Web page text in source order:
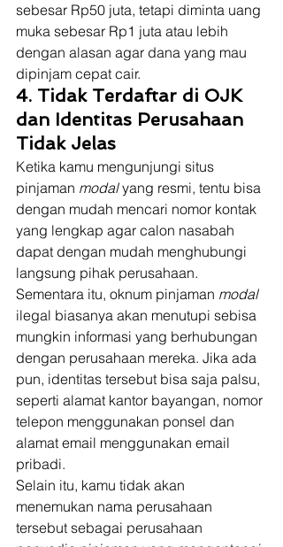
sebesar Rp50 juta, tetapi diminta uang
muka sebesar Rp1 juta atau lebih
dengan alasan agar dana yang mau
dipinjam cepat cair.
4. Tidak Terdaftar di OJK
dan Identitas Perusahaan
Tidak Jelas
Ketika kamu mengunjungi situs
pinjaman modal yang resmi, tentu bisa
dengan mudah mencari nomor kontak
yang lengkap agar calon nasabah
dapat dengan mudah menghubungi
langsung pihak perusahaan.
Sementara itu, oknum pinjaman modal
ilegal biasanya akan menutupi sebisa
mungkin informasi yang berhubungan
dengan perusahaan mereka. Jika ada
pun, identitas tersebut bisa saja palsu,
seperti alamat kantor bayangan, nomor
telepon menggunakan ponsel dan
alamat email menggunakan email
pribadi.
Selain itu, kamu tidak akan
menemukan nama perusahaan
tersebut sebagai perusahaan